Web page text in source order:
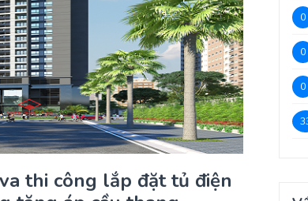
thi công lắp đặt tủ điện
0
0
0